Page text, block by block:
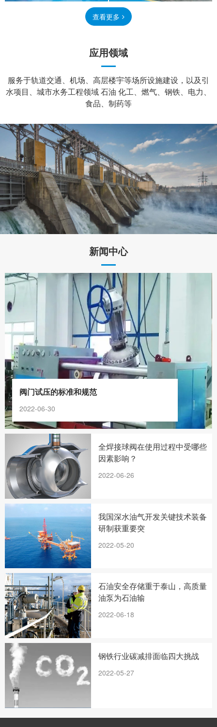
查看更多
应用领域
服务于轨道交通、机场、高层楼宇等场所设施建设，以及引
水项目、城市水务工程领域 石油 化工、燃气、钢铁、电力、
食品、制药等
新闻中心
阀门试压的标准和规范
2022-06-30
全焊接球阀在使用过程中受哪些
因素影响？
2022-06-26
我国深水油气开发关键技术装备
研制获重要突
2022-05-20
石油安全存储重于泰山，高质量
油泵为石油输
2022-06-18
钢铁行业碳减排面临四大挑战
2022-05-27